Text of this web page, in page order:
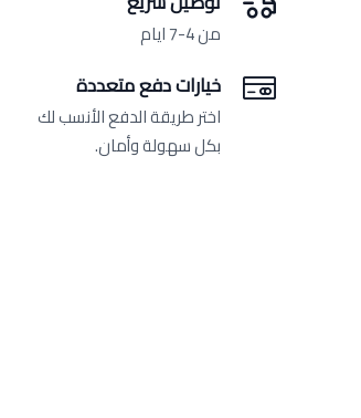
من 4-7 ايام
خيارات دفع متعددة
اختر طريقة الدفع الأنسب لك
بكل سهولة وأمان.